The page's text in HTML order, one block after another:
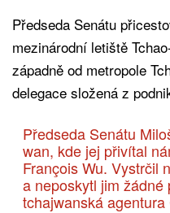
Předseda Senátu
mezinárodní letiště
západně od metropole
delegace složená z
Předseda Senátu
wan, kde jej přivítal
François Wu. Vystrčil
a neposkytl jim
tchajwanská agentura